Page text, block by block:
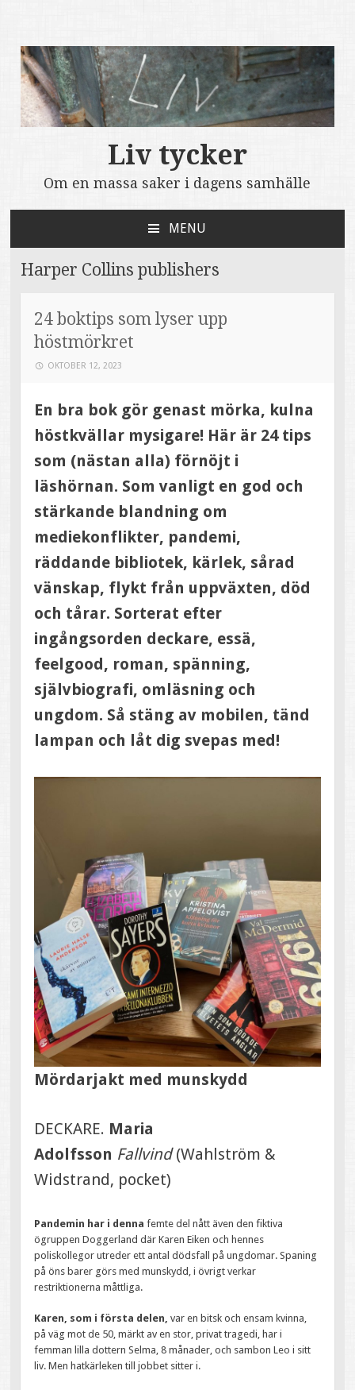
Liv tycker
Om en massa saker i dagens samhälle
MENU
CONTENT
Harper Collins publishers
24 boktips som lyser upp
höstmörkret
OKTOBER 12, 2023
En bra bok gör genast mörka, kulna
höstkvällar mysigare! Här är 24 tips
som (nästan alla) förnöjt i
läshörnan. Som vanligt en god och
stärkande blandning om
mediekonflikter, pandemi,
räddande bibliotek, kärlek, sårad
vänskap, flykt från uppväxten, död
och tårar. Sorterat efter
ingångsorden deckare, essä,
feelgood, roman, spänning,
självbiografi, omläsning och
ungdom. Så stäng av mobilen, tänd
lampan och låt dig svepas med!
Mördarjakt med munskydd
DECKARE. Maria
Adolfsson Fallvind(Wahlström &
Widstrand, pocket)
Pandemin har i denna femte del nått även den fiktiva
ögruppen Doggerland där Karen Eiken och hennes
poliskollegor utreder ett antal dödsfall på ungdomar. Spaning
på öns barer görs med munskydd, i övrigt verkar
restriktionerna måttliga.
Karen, som i första delen, var en bitsk och ensam kvinna,
på väg mot de 50, märkt av en stor, privat tragedi, har i
femman lilla dottern Selma, 8 månader, och sambon Leo i sitt
liv. Men hatkärleken till jobbet sitter i.